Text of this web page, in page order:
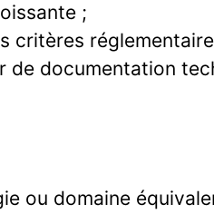
;
critères
de documentation
ou domaine